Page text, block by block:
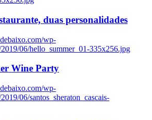
duas personalidades
wp-
06/hello_summer_01-335x256.jpg
Wine Party
wp-
06/santos_sheraton_cascais-